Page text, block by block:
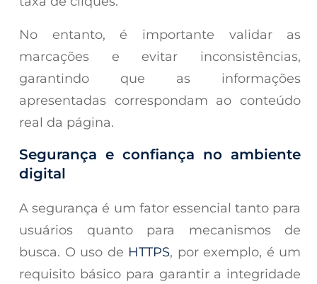
No entanto, é importante validar as
marcações e evitar inconsistências,
garantindo que as informações
apresentadas correspondam ao conteúdo
real da página.
Segurança e confiança no ambiente
digital
A segurança é um fator essencial tanto para
usuários quanto para mecanismos de
busca. O uso de HTTPS, por exemplo, é um
requisito básico para garantir a integridade